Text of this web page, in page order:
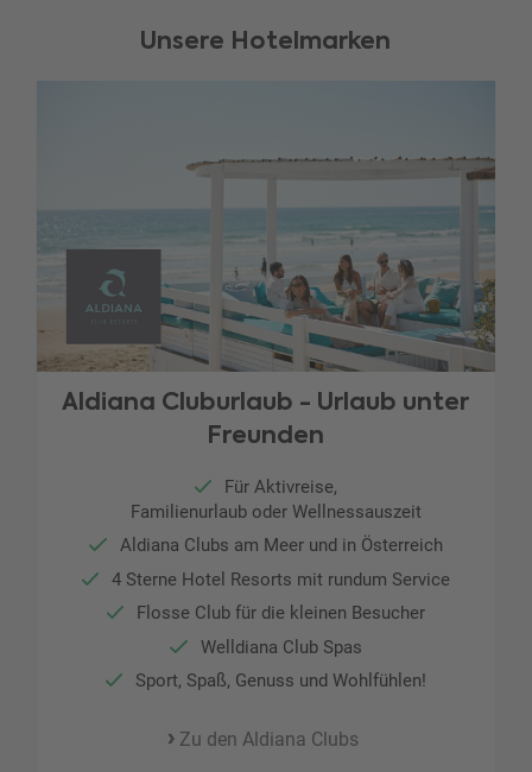
Unsere Hotelmarken
Aldiana Cluburlaub - Urlaub unter
Freunden
Für Aktivreise,
Familienurlaub oder Wellnessauszeit
Aldiana Clubs am Meer und in Österreich
4 Sterne Hotel Resorts mit rundum Service
Flosse Club für die kleinen Besucher
Welldiana Club Spas
Sport, Spaß, Genuss und Wohlfühlen!
Zu den Aldiana Clubs